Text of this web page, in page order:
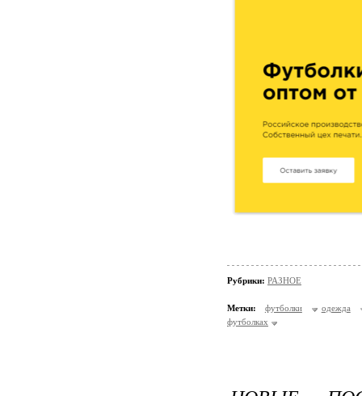
Рубрики: РАЗНОЕ
Метки: футболки
одежда
футболках